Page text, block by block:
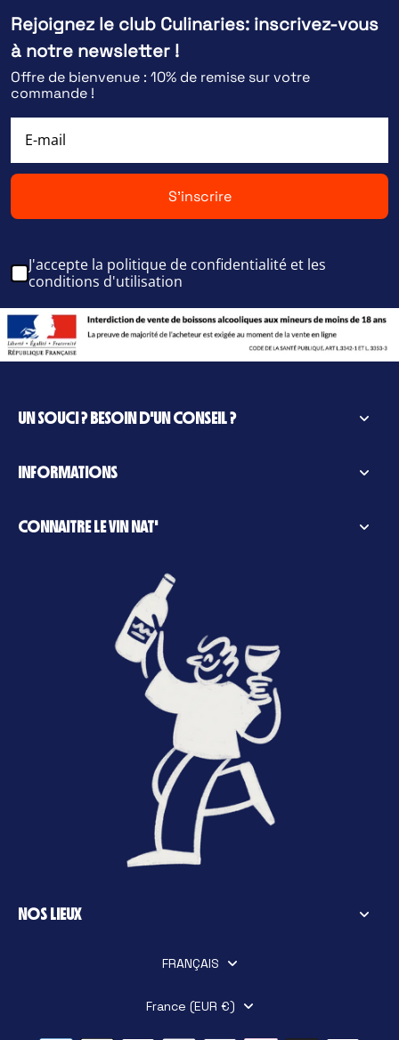
Rejoignez le club Culinaries: inscrivez-vous
à notre newsletter !
Offre de bienvenue : 10% de remise sur votre
commande !
S'inscrire
J'accepte la politique de confidentialité et les
conditions d'utilisation
UN SOUCI ? BESOIN D'UN CONSEIL ?
INFORMATIONS
CONNAITRE LE VIN NAT'
NOS LIEUX
FRANÇAIS
France (EUR €)